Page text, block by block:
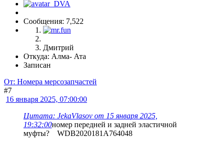
Сообщения: 7,522
Дмитрий
Откуда: Алма- Ата
Записан
От: Номера мерсозапчастей
#7
16 января 2025, 07:00:00
Цитата: JekaVlasov от 15 января 2025,
19:32:00номер передней и задней эластичной
муфты? WDB2020181A764048